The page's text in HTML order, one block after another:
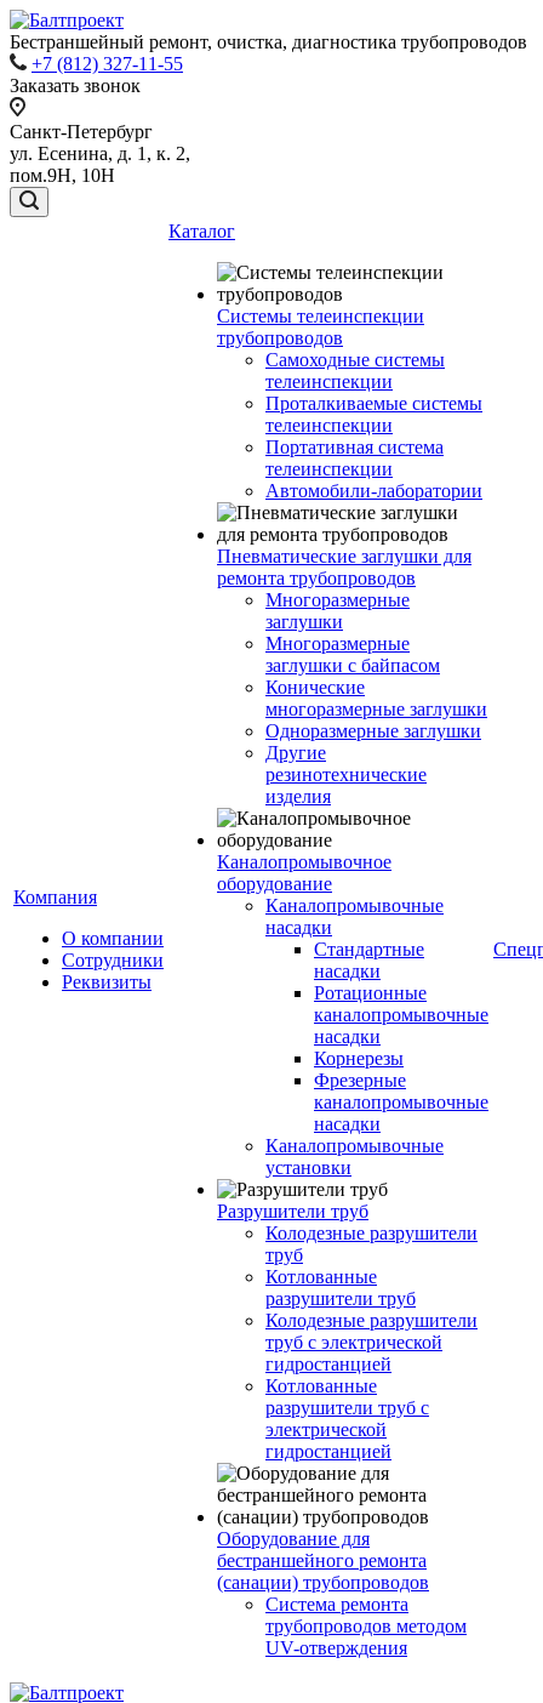
Бестраншейный ремонт, очистка, диагностика трубопроводов
+7 (812) 327-11-55
Заказать звонок
Санкт-Петербург
ул. Есенина, д. 1, к. 2,
пом.9Н, 10Н
Компания
О компании
Сотрудники
Реквизиты
Каталог
Системы телеинспекции
трубопроводов
Самоходные системы
телеинспекции
Проталкиваемые системы
телеинспекции
Портативная система
телеинспекции
Автомобили-лаборатории
Пневматические заглушки для
ремонта трубопроводов
Многоразмерные
заглушки
Многоразмерные
заглушки с байпасом
Конические
многоразмерные заглушки
Одноразмерные заглушки
Другие
резинотехнические
изделия
Каналопромывочное
оборудование
Каналопромывочные
насадки
Стандартные
насадки
Ротационные
каналопромывочные
насадки
Корнерезы
Фрезерные
каналопромывочные
насадки
Каналопромывочные
установки
Разрушители труб
Колодезные разрушители
труб
Котлованные
разрушители труб
Колодезные разрушители
труб с электрической
гидростанцией
Котлованные
разрушители труб с
электрической
гидростанцией
Оборудование для
бестраншейного ремонта
(санации) трубопроводов
Система ремонта
трубопроводов методом
UV-отверждения